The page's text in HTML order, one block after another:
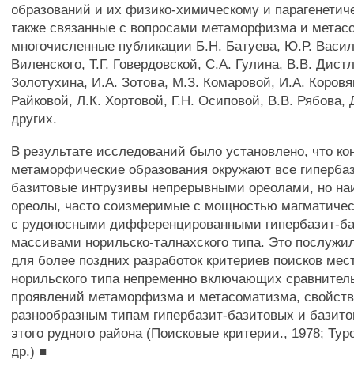
образований и их физико-химическому и
также связанные с вопросами метаморфизма и
многочисленные публикации Б.Н. Батуева, Ю.Р.
Виленского, Т.Г. Говердовской, С.А. Гулина, В.В.
Золотухина, И.А. Зотова, М.З. Комаровой, И.А.
Райковой, Л.К. Хортовой, Г.Н. Осиповой, В.В. Рябова,
других.
В результате исследований было установлено, что
метаморфические образования окружают все
базитовые интрузивы непрерывными ореолами, но
ореолы, часто соизмеримые с мощностью
с рудоносными дифференцированными гипербазит-
массивами норильско-талнахского типа. Это
для более поздних разработок критериев поисков
норильского типа непременно включающих
проявлений метаморфизма и метасоматизма,
разнообразным типам гипербазит-базитовых и
этого рудного района (Поисковые критерии., 1978;
др.) ■